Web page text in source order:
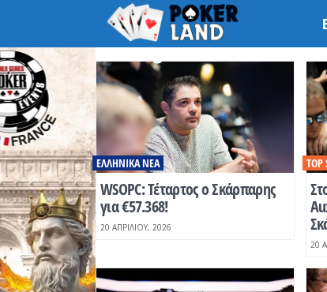
WSOPC: Τέταρτος ο Σκάρπαρης
για €57.368!
ΕΛΛΗΝΙΚΆ ΝΈΑ
20 ΑΠΡΙΛΊΟΥ, 2026
TOP
20